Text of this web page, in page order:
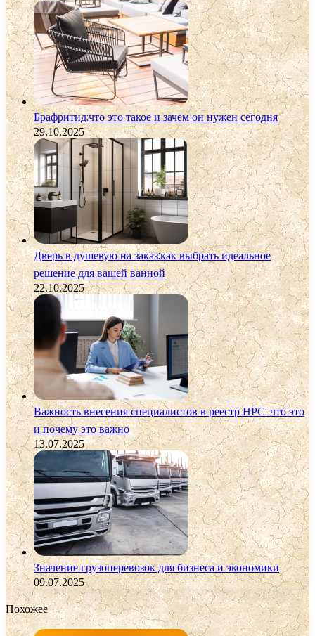
Брафритид:что это такое и зачем он нужен сегодня
29.10.2025
Дверь в душевую на заказ:как выбрать идеальное
решение для вашей ванной
22.10.2025
Важность внесения специалистов в реестр НРС: что это
и почему это важно
13.07.2025
Значение грузоперевозок для бизнеса и экономики
09.07.2025
Похожее